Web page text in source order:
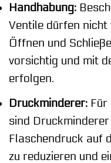
Handhabung:
Ventile dürfen nicht
Öffnen und
vorsichtig und mit
erfolgen.
Druckminderer: Für
sind
Flaschendruck auf
zu reduzieren und